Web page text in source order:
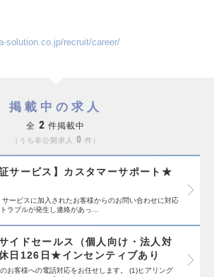
solution.co.jp/recruit/career/
掲載中の求人
全 2 件掲載中
うち非公開求人 0 件
証サービス】カスタマーサポート★
ービスに加入されたお客様からのお問い合わせに対応
ラブルが発生し連絡があっ…
イドセールス（個人向け・法人対
日126日★インセンティブあり
お客様への電話対応をお任せします。 (1)ヒアリング